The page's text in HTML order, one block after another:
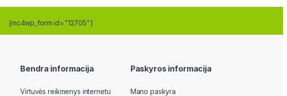
[mc4wp_form id="12705"]
Bendra informacija
Virtuvės reikmenys internetu
Paskyros informacija
Mano paskyra